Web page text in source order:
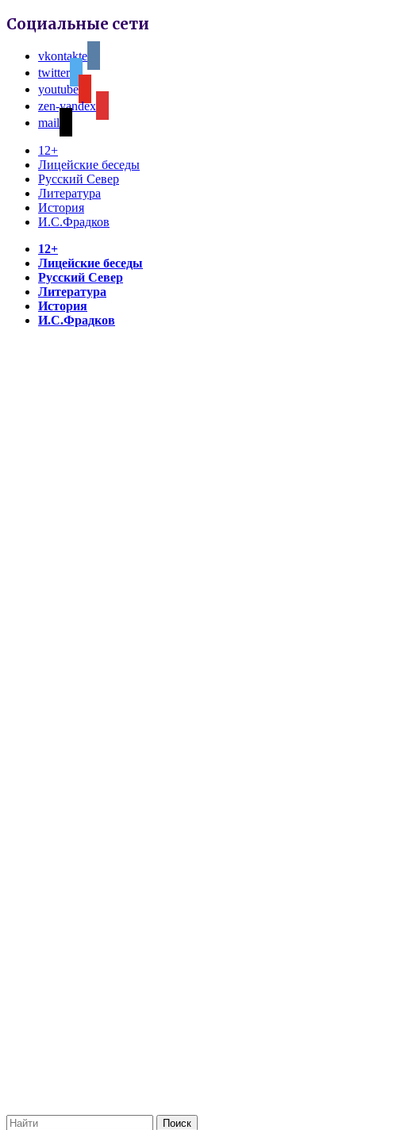
Социальные сети
vkontakte
twitter
youtube
zen-yandex
mail
12+
Лицейские беседы
Русский Север
Литература
История
И.С.Фрадков
12+
Лицейские беседы
Русский Север
Литература
История
И.С.Фрадков